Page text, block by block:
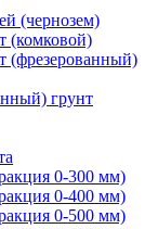
(чернозем)
(комковой)
(фрезерованный)
грунт
0-300 мм)
0-400 мм)
0-500 мм)